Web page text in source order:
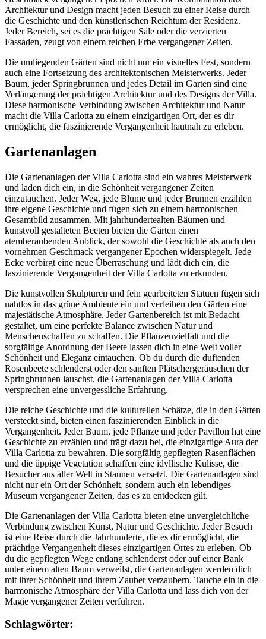
Architektur und Design macht jeden Besuch zu einer Reise durch
die Geschichte und den künstlerischen Reichtum der Residenz.
Jeder Bereich, sei es die prächtigen Säle oder die verzierten
Fassaden, zeugt von einem reichen Erbe vergangener Zeiten.
Die umliegenden Gärten sind nicht nur ein visuelles Fest, sondern
auch eine Fortsetzung des architektonischen Meisterwerks. Jeder
Baum, jeder Springbrunnen und jedes Detail im Garten sind eine
Verlängerung der prächtigen Architektur und des Designs der Villa.
Diese harmonische Verbindung zwischen Architektur und Natur
macht die Villa Carlotta zu einem einzigartigen Ort, der es dir
ermöglicht, die faszinierende Vergangenheit hautnah zu erleben.
Gartenanlagen
Die Gartenanlagen der Villa Carlotta sind ein wahres Meisterwerk
und laden dich ein, in die Schönheit vergangener Zeiten
einzutauchen. Jeder Weg, jede Blume und jeder Brunnen erzählen
ihre eigene Geschichte und fügen sich zu einem harmonischen
Gesamtbild zusammen. Mit jahrhundertealten Bäumen und
kunstvoll gestalteten Beeten bieten die Gärten einen
atemberaubenden Anblick, der sowohl die Geschichte als auch den
vornehmen Geschmack vergangener Epochen widerspiegelt. Jede
Ecke verbirgt eine neue Überraschung und lädt dich ein, die
faszinierende Vergangenheit der Villa Carlotta zu erkunden.
Die kunstvollen Skulpturen und fein gearbeiteten Statuen fügen sich
nahtlos in das grüne Ambiente ein und verleihen den Gärten eine
majestätische Atmosphäre. Jeder Gartenbereich ist mit Bedacht
gestaltet, um eine perfekte Balance zwischen Natur und
Menschenschaffen zu schaffen. Die Pflanzenvielfalt und die
sorgfältige Anordnung der Beete lassen dich in eine Welt voller
Schönheit und Eleganz eintauchen. Ob du durch die duftenden
Rosenbeete schlenderst oder den sanften Plätschergeräuschen der
Springbrunnen lauschst, die Gartenanlagen der Villa Carlotta
versprechen eine unvergessliche Erfahrung.
Die reiche Geschichte und die kulturellen Schätze, die in den Gärten
versteckt sind, bieten einen faszinierenden Einblick in die
Vergangenheit. Jeder Baum, jede Pflanze und jeder Pavillon hat eine
Geschichte zu erzählen und trägt dazu bei, die einzigartige Aura der
Villa Carlotta zu bewahren. Die sorgfältig gepflegten Rasenflächen
und die üppige Vegetation schaffen eine idyllische Kulisse, die
Besucher aus aller Welt in Staunen versetzt. Die Gartenanlagen sind
nicht nur ein Ort der Schönheit, sondern auch ein lebendiges
Museum vergangener Zeiten, das es zu entdecken gilt.
Die Gartenanlagen der Villa Carlotta bieten eine unvergleichliche
Verbindung zwischen Kunst, Natur und Geschichte. Jeder Besuch
ist eine Reise durch die Jahrhunderte, die es dir ermöglicht, die
prächtige Vergangenheit dieses einzigartigen Ortes zu erleben. Ob
du die gepflegten Wege entlang schlenderst oder auf einer Bank
unter einem alten Baum verweilst, die Gartenanlagen werden dich
mit ihrer Schönheit und ihrem Zauber verzaubern. Tauche ein in die
harmonische Atmosphäre der Villa Carlotta und lass dich von der
Magie vergangener Zeiten verführen.
Schlagwörter: